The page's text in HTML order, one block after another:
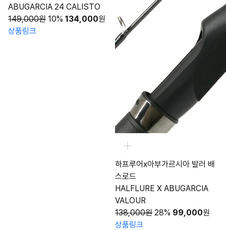
ABUGARCIA 24 CALISTO
149,000원 10% 134,000원
상품링크
하프루어x아부가르시아 발러 배
스로드
HALFLURE X ABUGARCIA
VALOUR
138,000원 28% 99,000원
상품링크